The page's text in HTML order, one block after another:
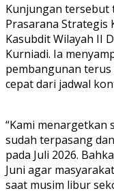
Kunjungan
Prasarana Strategis
Kasubdit Wilayah II
Kurniadi. Ia
pembangunan
cepat dari jadwal
“Kami menargetkan
sudah terpasang
pada Juli 2026.
Juni agar
saat musim libur